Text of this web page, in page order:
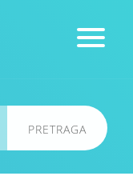
PRETRAGA